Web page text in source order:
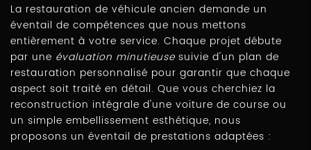
La restauration de véhicule ancien demande un
éventail de compétences que nous mettons
entièrement à votre service. Chaque projet débute
par une évaluation minutieuse suivie d'un plan de
restauration personnalisé pour garantir que chaque
aspect soit traité en détail. Que vous cherchiez la
reconstruction intégrale d'une voiture de course ou
un simple embellissement esthétique, nous
proposons un éventail de prestations adaptées :